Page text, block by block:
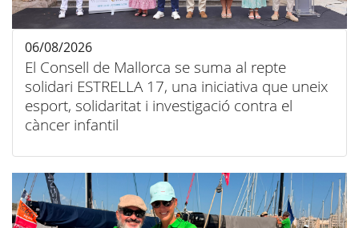
El Consell de Mallorca se suma al repte
solidari ESTRELLA 17, una iniciativa que uneix
esport, solidaritat i investigació contra el
càncer infantil
06/08/2026